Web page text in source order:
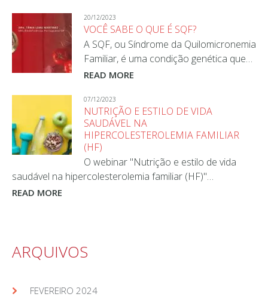
20/12/2023
VOCÊ SABE O QUE É SQF?
A SQF, ou Síndrome da Quilomicronemia
Familiar, é uma condição genética que…
READ MORE
07/12/2023
NUTRIÇÃO E ESTILO DE VIDA
SAUDÁVEL NA
HIPERCOLESTEROLEMIA FAMILIAR
(HF)
O webinar "Nutrição e estilo de vida
saudável na hipercolesterolemia familiar (HF)"…
READ MORE
ARQUIVOS
FEVEREIRO 2024